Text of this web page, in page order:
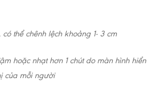
thể chênh lệch khoảng 1- 3 cm
hoặc nhạt hơn 1 chút do màn hình hiển
của mỗi người